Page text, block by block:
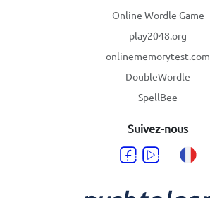
Online Wordle Game
play2048.org
onlinememorytest.com
DoubleWordle
SpellBee
Suivez-nous